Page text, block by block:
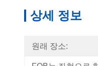
상세 정보
원래 장소: